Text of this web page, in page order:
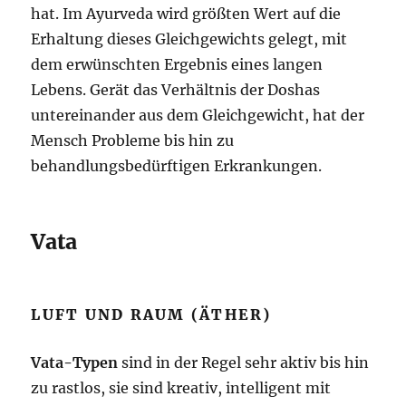
hat. Im Ayurveda wird größten Wert auf die
Erhaltung dieses Gleichgewichts gelegt, mit
dem erwünschten Ergebnis eines langen
Lebens. Gerät das Verhältnis der Doshas
untereinander aus dem Gleichgewicht, hat der
Mensch Probleme bis hin zu
behandlungsbedürftigen Erkrankungen.
Vata
LUFT UND RAUM (ÄTHER)
Vata-Typen sind in der Regel sehr aktiv bis hin
zu rastlos, sie sind kreativ, intelligent mit